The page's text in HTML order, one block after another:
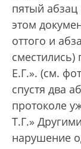
пятый
этом
оттого и
Е.Г.». (см.
спустя два
протоколе
Т.Г.»
нарушение